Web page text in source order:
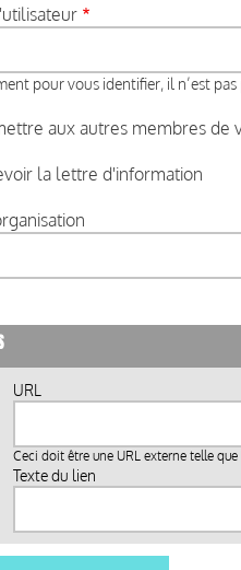
pour vous identifier, il n’est pas
aux autres membres de
la lettre d'information
URL
Ceci doit être une URL externe telle que
Texte du lien